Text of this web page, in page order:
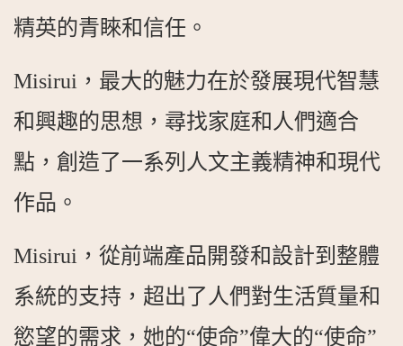
精英的青睞和信任。
Misirui，最大的魅力在於發展現代智慧
和興趣的思想，尋找家庭和人們適合
點，創造了一系列人文主義精神和現代
作品。
Misirui，從前端產品開發和設計到整體
系統的支持，超出了人們對生活質量和
慾望的需求，她的“使命”偉大的“使命”